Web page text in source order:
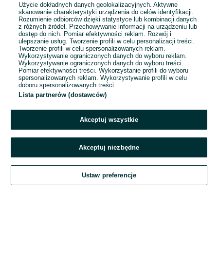
E-mail
Hasło
Zaloguj się
Kontynuując za pośrednictwem jednego z dostawców wskazanych powyżej,
OLX.pl w jego aktualnym brzmieniu.
Użycie dokładnych danych geolokalizacyjnych. Aktywne
skanowanie charakterystyki urządzenia do celów identyfikacji.
Rozumienie odbiorców dzięki statystyce lub kombinacji danych
z różnych źródeł. Przechowywanie informacji na urządzeniu lub
dostęp do nich. Pomiar efektywności reklam. Rozwój i
ulepszanie usług. Tworzenie profili w celu personalizacji treści.
Tworzenie profili w celu spersonalizowanych reklam.
Wykorzystywanie ograniczonych danych do wyboru reklam.
Wykorzystywanie ograniczonych danych do wyboru treści.
Pomiar efektywności treści. Wykorzystanie profili do wyboru
spersonalizowanych reklam. Wykorzystywanie profili w celu
doboru spersonalizowanych treści.
Lista partnerów (dostawców)
Akceptuj wszystkie
Akceptuj niezbędne
Ustaw preferencje